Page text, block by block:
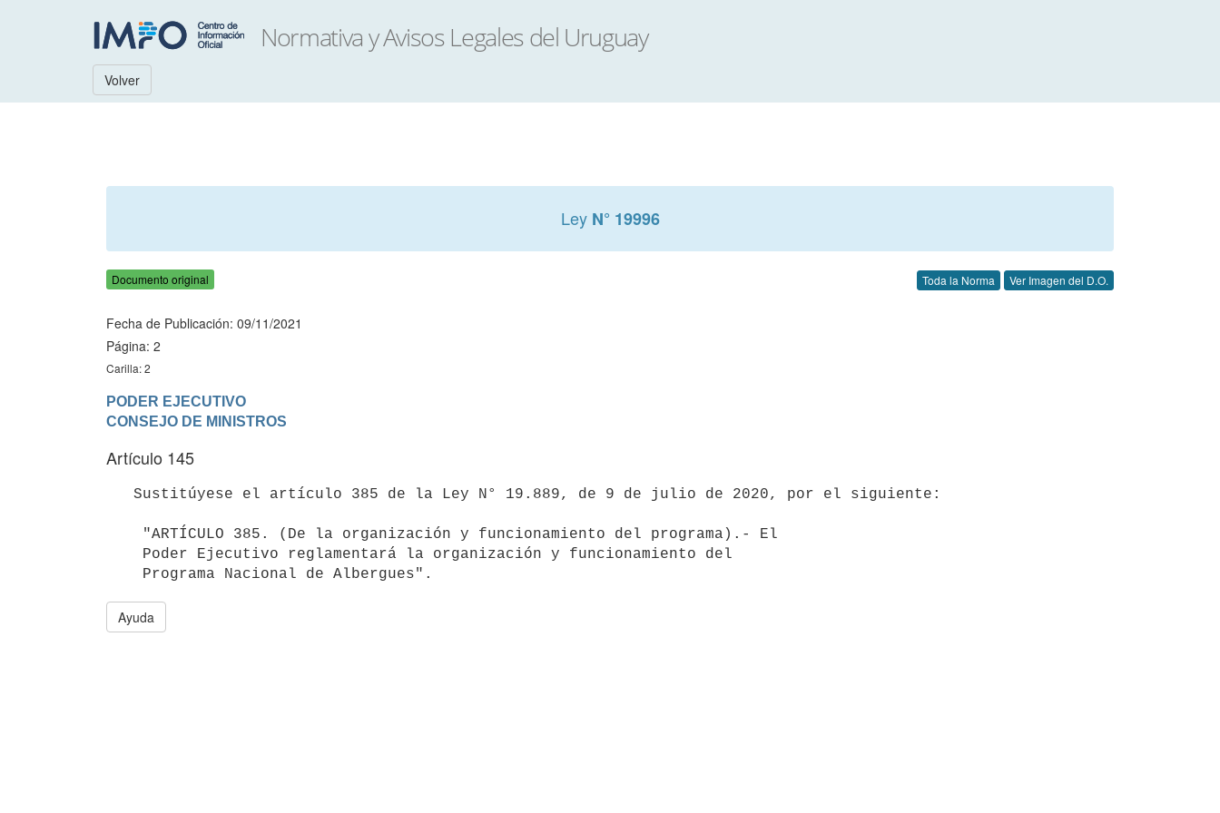
Volver
Ley N° 19996
Documento original Toda la Norma Ver Imagen del D.O.
Fecha de Publicación: 09/11/2021
Página: 2
Carilla: 2
PODER EJECUTIVO
Artículo 145
Ayuda